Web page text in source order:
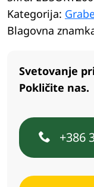
Kategorija:
Blagovna
Svetovanje
Pokličite nas.
+386